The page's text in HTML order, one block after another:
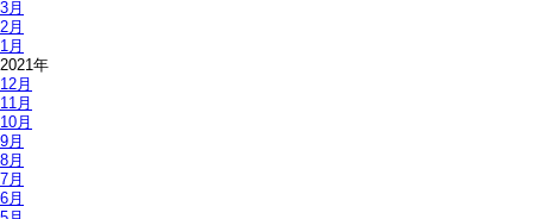
3月
2月
1月
2021年
12月
11月
10月
9月
8月
7月
6月